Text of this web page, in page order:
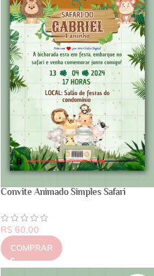
Convite Animado Simples Safari
R$ 60,00
COMPRAR